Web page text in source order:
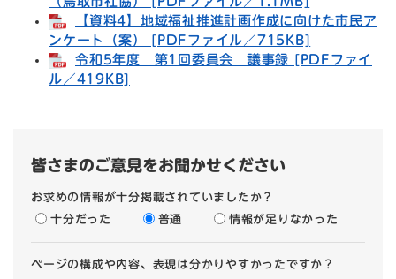
【資料4】地域福祉推進計画作成に向けた市民ア
ンケート（案） [PDFファイル／715KB]
令和5年度 第1回委員会 議事録 [PDFファイ
ル／419KB]
皆さまのご意見をお聞かせください
お求めの情報が十分掲載されていましたか？
十分だった
普通 情報が足りなかった
ページの構成や内容、表現は分かりやすかったですか？